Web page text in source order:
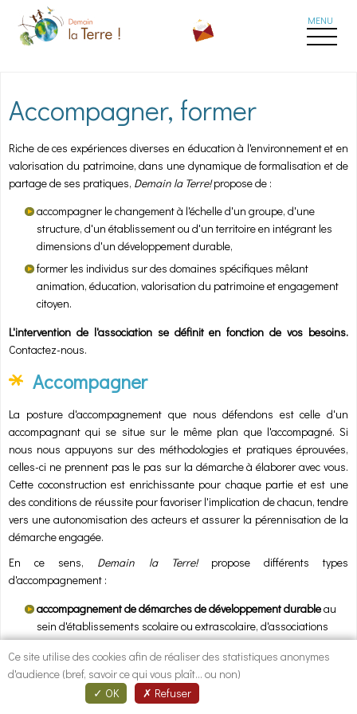
Aller au contenu principal
Accompagner, former
Riche de ces expériences diverses en éducation à l'environnement et en
valorisation du patrimoine, dans une dynamique de formalisation et de
partage de ses pratiques, Demain la Terre!propose de :
accompagner le changement à l'échelle d'un groupe, d'une
structure, d'un établissement ou d'un territoire en intégrant les
dimensions d'un développement durable,
former les individus sur des domaines spécifiques mêlant
animation, éducation, valorisation du patrimoine et engagement
citoyen.
L'intervention de l'association se définit en fonction de vos besoins.
Contactez-nous.
Accompagner
La posture d'accompagnement que nous défendons est celle d'un
accompagnant qui se situe sur le même plan que l'accompagné. Si
nous nous appuyons sur des méthodologies et pratiques éprouvées,
celles-ci ne prennent pas le pas sur la démarche à élaborer avec vous.
Cette coconstruction est enrichissante pour chaque partie et est une
des conditions de réussite pour favoriser l'implication de chacun, tendre
vers une autonomisation des acteurs et assurer la pérennisation de la
démarche engagée.
En ce sens, Demain la Terre!propose différents types
d'accompagnement :
accompagnement de démarches de développement durableau
sein d'établissements scolaire ou extrascolaire, d'associations
de projets,
accompagnement de collectifs de citoyens
ensemble sur des sujets en lien avec le territoire et le
Ce site utilise des cookies afin de réaliser des statistiques anonymes
d'audience (bref, savoir ce qui vous plaît... ou non)
OK
Refuser